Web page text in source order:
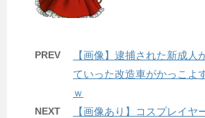
PREV
【画像】逮捕された新成人
ていった改造車がかっこよ
ｗ
NEXT
【画像あり】コスプレイヤ